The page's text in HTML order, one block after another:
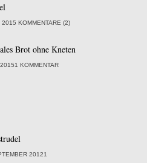
2015 KOMMENTARE (2)
Brot ohne Kneten
KOMMENTAR
20121